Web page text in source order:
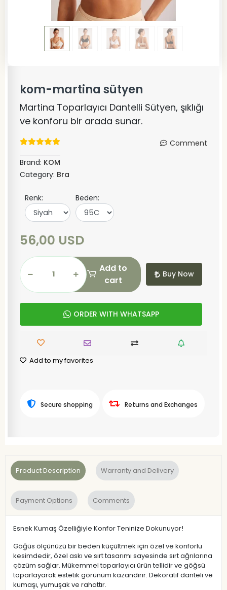
kom-martina sütyen
Martina Toparlayıcı Dantelli Sütyen, şıklığı
ve konforu bir arada sunar.
Comment
Brand: KOM
Category: Bra
Renk: Beden:
56,00 USD
Add to
cart
Buy Now
ORDER WITH WHATSAPP
Add to my favorites
Secure shopping Returns and Exchanges
Product Description Warranty and Delivery
Payment Options Comments
Esnek Kumaş Özelliğiyle Konfor Teninize Dokunuyor!
Göğüs ölçünüzü bir beden küçültmek için özel ve konforlu
kesimdedir, özel askı ve sırt tasarımı sayesinde sırt ağrılarına
çözüm sağlar. Mükemmel toparlayıcı ürün tellidir ve göğsü
toparlayarak estetik görünüm kazandırır. Dekoratif danteli ve
kumaşı, yumuşak ve rahattır.